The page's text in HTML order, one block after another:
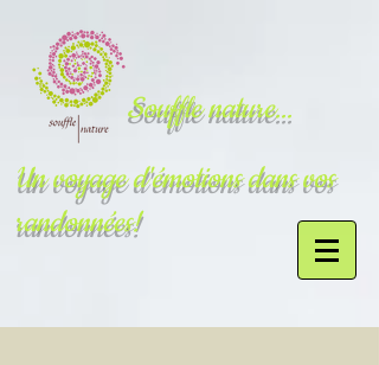
Souffle nature...
Un voyage d'émotions dans vos
randonnées!